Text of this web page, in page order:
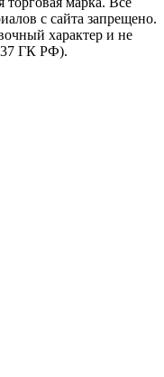
с сайта запрещено.
характер и не
ГК РФ).